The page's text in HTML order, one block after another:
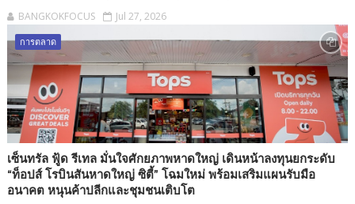
BANGKOKFOCUS Jul 27, 2026
การตลาด
เซ็นทรัล ฟู้ด รีเทล มั่นใจศักยภาพหาดใหญ่ เดินหน้าลงทุนยกระดับ
“ท็อปส์ โรบินสันหาดใหญ่ ซิตี้” โฉมใหม่ พร้อมเสริมแผนรับมือ
อนาคต หนุนค้าปลีกและชุมชนเติบโต